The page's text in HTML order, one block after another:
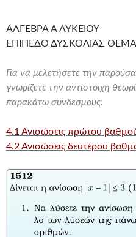
ΑΛΓΕΒΡΑ Α ΛΥΚΕΙΟΥ
ΕΠΙΠΕΔΟ ΔΥΣΚΟΛΙΑΣ
Για να μελετήσετε την
γνωρίζετε την αντίστοιχη
παρακάτω συνδέσμους:
4.1 Ανισώσεις πρώτου
4.2 Ανισώσεις δευτέρου